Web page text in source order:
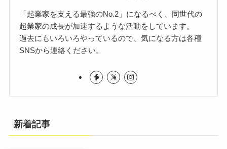
「起業家を支える最強のNo.2」になるべく、同世代の
起業家の成長が加速するような活動をしています。
過去にもいろいろやっているので、気になる方は各種
SNSから連絡ください。
新着記事